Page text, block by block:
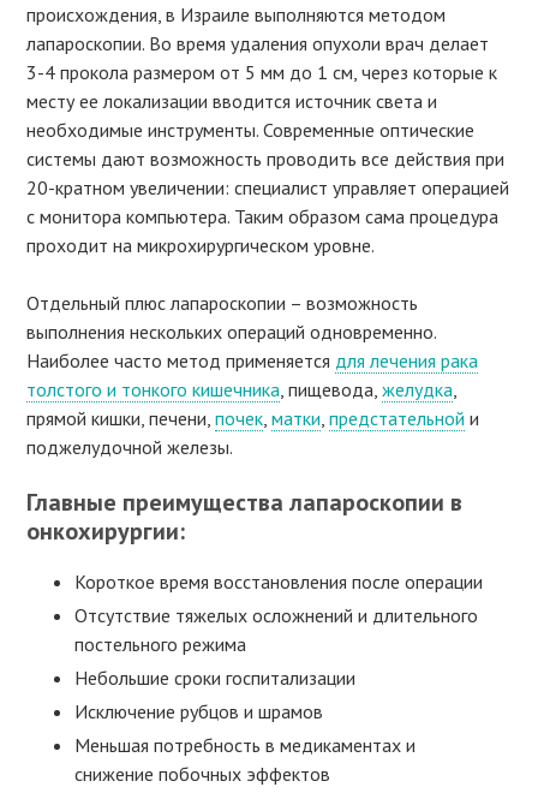
происхождения, в Израиле выполняются методом
лапароскопии. Во время удаления опухоли врач делает
3-4 прокола размером от 5 мм до 1 см, через которые к
месту ее локализации вводится источник света и
необходимые инструменты. Современные оптические
системы дают возможность проводить все действия при
20-кратном увеличении: специалист управляет операцией
с монитора компьютера. Таким образом сама процедура
проходит на микрохирургическом уровне.
Отдельный плюс лапароскопии – возможность
выполнения нескольких операций одновременно.
Наиболее часто метод применяется для лечения рака
толстого и тонкого кишечника, пищевода,желудка,
прямой кишки, печени,почек,матки,предстательной и
поджелудочной железы.
Главные преимущества лапароскопии в
онкохирургии:
Короткое время восстановления после операции
Отсутствие тяжелых осложнений и длительного
постельного режима
Небольшие сроки госпитализации
Исключение рубцов и шрамов
Меньшая потребность в медикаментах и
снижение побочных эффектов